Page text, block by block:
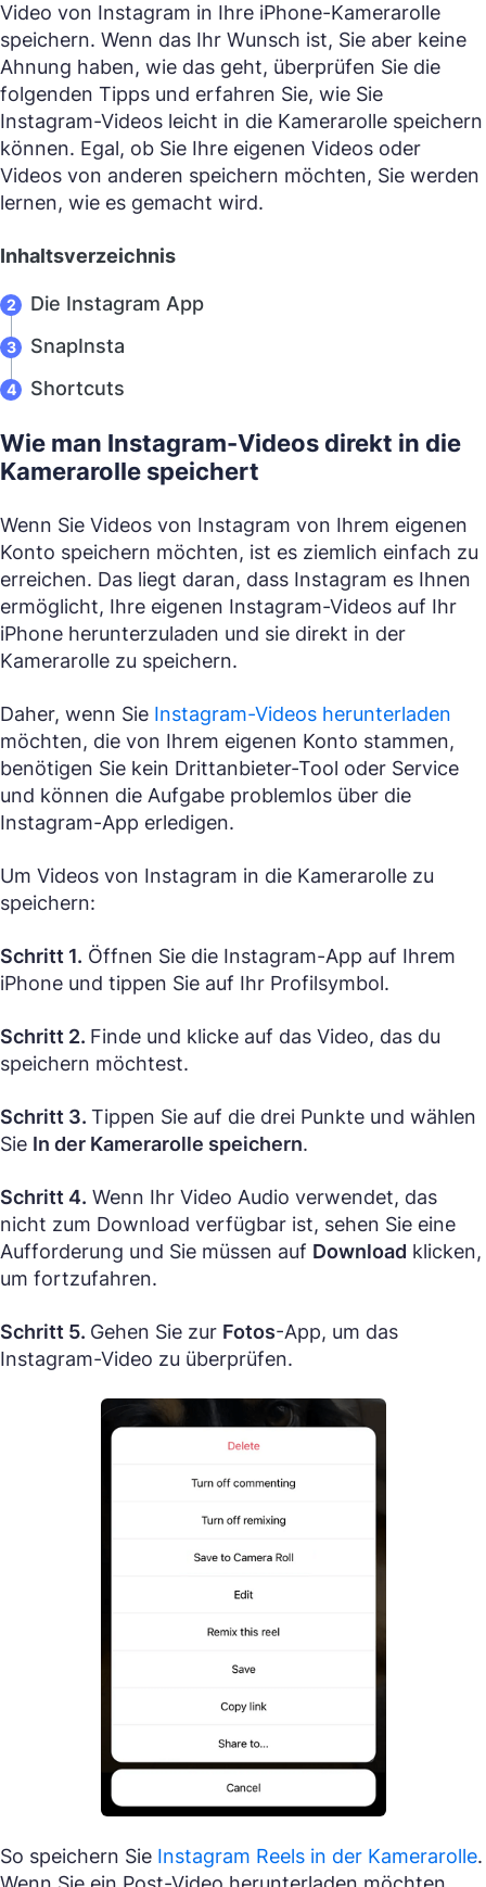
Video von Instagram in Ihre iPhone-Kamerarolle
speichern. Wenn das Ihr Wunsch ist, Sie aber keine
Ahnung haben, wie das geht, überprüfen Sie die
folgenden Tipps und erfahren Sie, wie Sie
Instagram-Videos leicht in die Kamerarolle speichern
können. Egal, ob Sie Ihre eigenen Videos oder
Videos von anderen speichern möchten, Sie werden
lernen, wie es gemacht wird.
Inhaltsverzeichnis
Die Instagram App
SnapInsta
Shortcuts
Wie man Instagram-Videos direkt in die
Kamerarolle speichert
Wenn Sie Videos von Instagram von Ihrem eigenen
Konto speichern möchten, ist es ziemlich einfach zu
erreichen. Das liegt daran, dass Instagram es Ihnen
ermöglicht, Ihre eigenen Instagram-Videos auf Ihr
iPhone herunterzuladen und sie direkt in der
Kamerarolle zu speichern.
Daher, wenn Sie Instagram-Videos herunterladen
möchten, die von Ihrem eigenen Konto stammen,
benötigen Sie kein Drittanbieter-Tool oder Service
und können die Aufgabe problemlos über die
Instagram-App erledigen.
Um Videos von Instagram in die Kamerarolle zu
speichern:
Schritt 1. Öffnen Sie die Instagram-App auf Ihrem
iPhone und tippen Sie auf Ihr Profilsymbol.
Schritt 2. Finde und klicke auf das Video, das du
speichern möchtest.
Schritt 3. Tippen Sie auf die drei Punkte und wählen
Sie In der Kamerarolle speichern.
Schritt 4. Wenn Ihr Video Audio verwendet, das
nicht zum Download verfügbar ist, sehen Sie eine
Aufforderung und Sie müssen auf Download klicken,
um fortzufahren.
Schritt 5. Gehen Sie zur Fotos-App, um das
Instagram-Video zu überprüfen.
So speichern Sie Instagram Reels in der Kamerarolle.